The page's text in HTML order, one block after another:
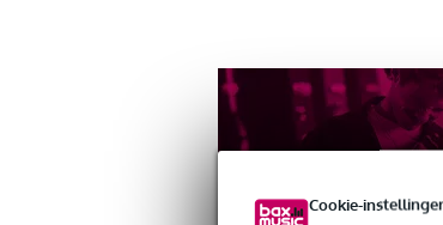
Cookie-